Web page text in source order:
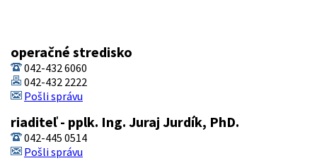
operačné stredisko
042-432 6060
042-432 2222
Pošli správu
riaditeľ - pplk. Ing. Juraj Jurdík, PhD.
042-445 0514
Pošli správu